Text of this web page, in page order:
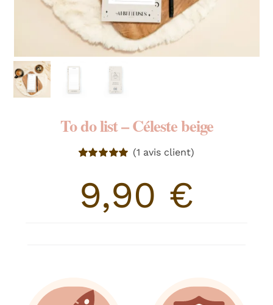
RECHERCHER:
To do list – Céleste beige
notation
client
(1 avis client)
9,90 €